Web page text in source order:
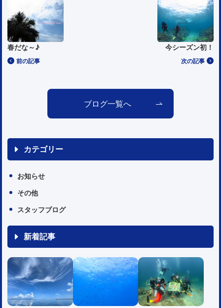
前の記事
春だな～♪
次の記事
今シーズン初！
ブログ一覧へ
カテゴリー
お知らせ
その他
スタッフブログ
新着記事